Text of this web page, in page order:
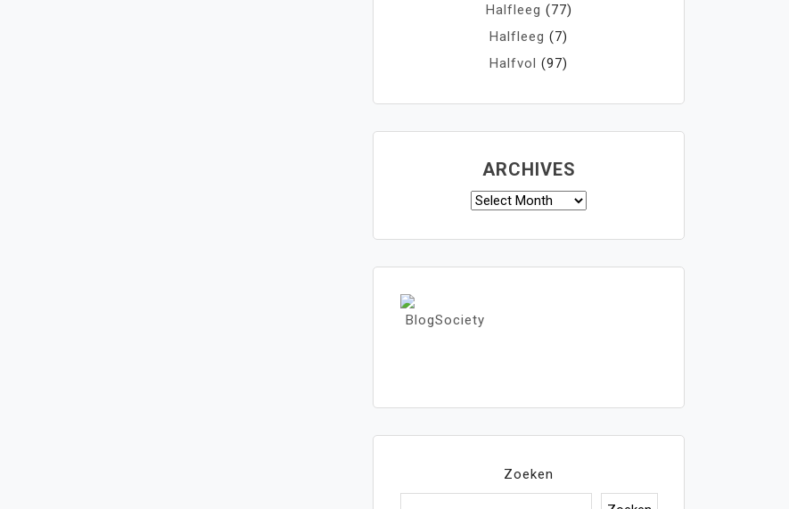
Halfleeg (77)
Halfleeg (7)
Halfvol (97)
ARCHIVES
Archives
Zoeken